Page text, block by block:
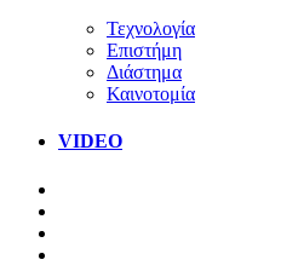
Τεχνολογία
Επιστήμη
Διάστημα
Καινοτομία
VIDEO